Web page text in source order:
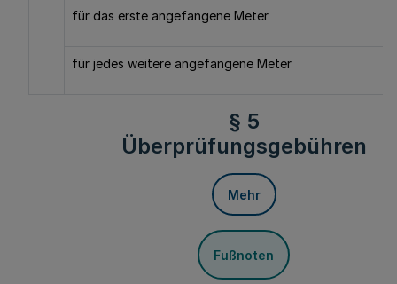
für das erste angefangene Meter
für jedes weitere angefangene Meter
§ 5
Überprüfungsgebühren
Mehr
Fußnoten